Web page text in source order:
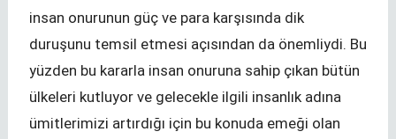
insan onurunun güç ve para karşısında dik
duruşunu temsil etmesi açısından da önemliydi. Bu
yüzden bu kararla insan onuruna sahip çıkan bütün
ülkeleri kutluyor ve gelecekle ilgili insanlık adına
ümitlerimizi artırdığı için bu konuda emeği olan